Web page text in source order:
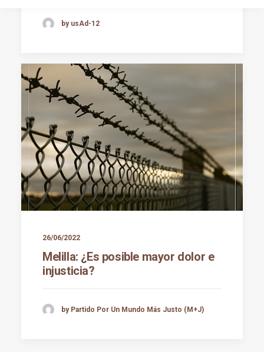
by usAd-12
26/06/2022
Melilla: ¿Es posible mayor dolor e
injusticia?
by Partido Por Un Mundo Más Justo (M+J)